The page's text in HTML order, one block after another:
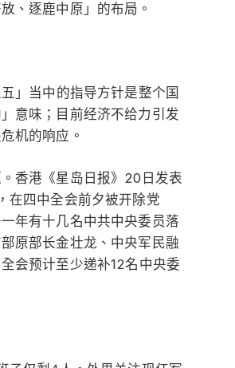
、逐鹿中原」的布局。
」当中的指导方针是整个国
意味；目前经济不给力引发
机的响应。
香港《星岛日报》20日发表
在四中全会前夕被开除党
年有十几名中共中央委员落
原部长金壮龙、中央军民融
会预计至少递补12名中央委